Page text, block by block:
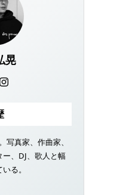
晃
真家、作曲家、
、DJ、歌人と幅
る。